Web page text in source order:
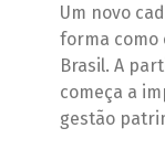
Um novo
forma como
Brasil. A
começa a
gestão